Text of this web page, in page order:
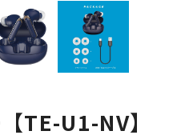
TE-U1-NV】